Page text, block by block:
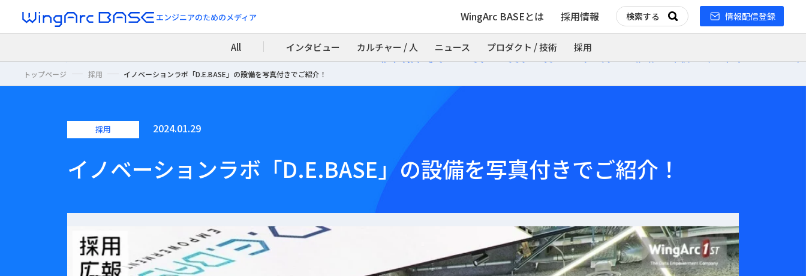
エンジニアのためのメディア
All インタビュー カルチャー / 人 ニュース プロダクト / 技術 採用
WingArc BASEとは 採用情報 情報配信登録
トップページ 採用 イノベーションラボ「D.E.BASE」の設備を写真付きでご紹介！
採用 2024.01.29
イノベーションラボ「D.E.BASE」の設備を写真付きでご紹介！